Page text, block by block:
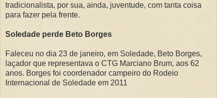
tradicionalista, por sua, ainda, juventude, com tanta coisa
para fazer pela frente.
Soledade perde Beto Borges
Faleceu no dia 23 de janeiro, em Soledade, Beto Borges,
laçador que representava o CTG Marciano Brum, aos 62
anos. Borges foi coordenador campeiro do Rodeio
Internacional de Soledade em 2011